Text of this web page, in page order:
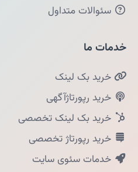
سئوالات متداول
خدمات ما
خرید بک لینک
خرید رپورتاژآگهی
خرید بک لینک تخصصی
خرید رپورتاژ تخصصی
خدمات سئوی سایت